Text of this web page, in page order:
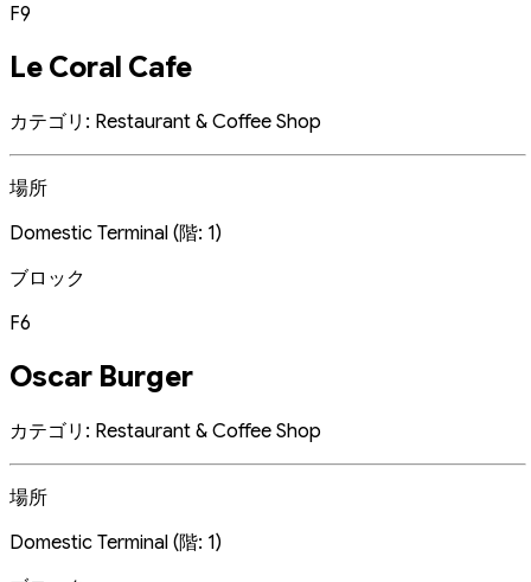
F9
Le Coral Cafe
カテゴリ: Restaurant & Coffee Shop
場所
Domestic Terminal (階: 1)
ブロック
F6
Oscar Burger
カテゴリ: Restaurant & Coffee Shop
場所
Domestic Terminal (階: 1)